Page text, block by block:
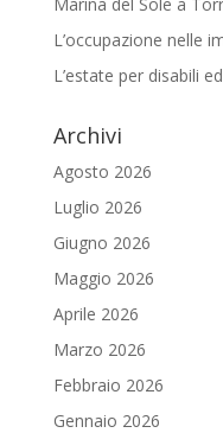
L’occupazione nelle
L’estate per disabili
Archivi
Agosto 2026
Luglio 2026
Giugno 2026
Maggio 2026
Aprile 2026
Marzo 2026
Febbraio 2026
Gennaio 2026